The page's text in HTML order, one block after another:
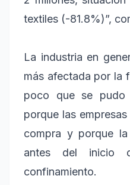
textiles (-81.8%)”,
La industria en
más afectada por la
poco que se pudo
porque las
compra y porque
antes del inicio
confinamiento.